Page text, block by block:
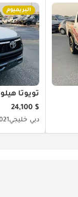
البريميوم
تويوتا
$ 24,100
دبي خليجي